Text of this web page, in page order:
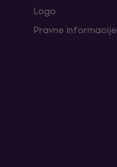
Logo
Pravne informacije